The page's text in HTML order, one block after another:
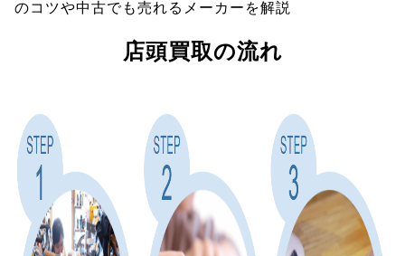
のコツや中古でも売れるメーカーを解説
店頭買取の流れ